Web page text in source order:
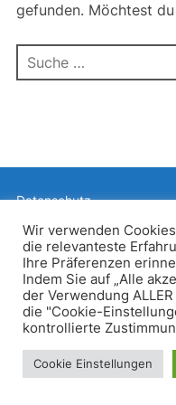
gefunden. Möchtest
Suchen
nach:
Datenschutz
Inspiro
Wir verwenden
die relevanteste
Ihre Präferenzen
Indem Sie auf „Alle
der Verwendung
die "Cookie-
kontrollierte
Cookie Einstellungen